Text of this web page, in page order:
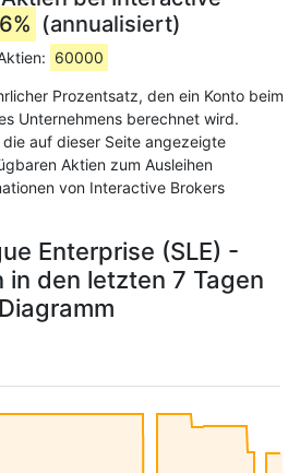
(annualisiert)
60000
Prozentsatz, den ein Konto beim
Unternehmens berechnet wird.
auf dieser Seite angezeigte
Aktien zum Ausleihen
von Interactive Brokers
Enterprise (SLE) -
in den letzten 7 Tagen
Diagramm